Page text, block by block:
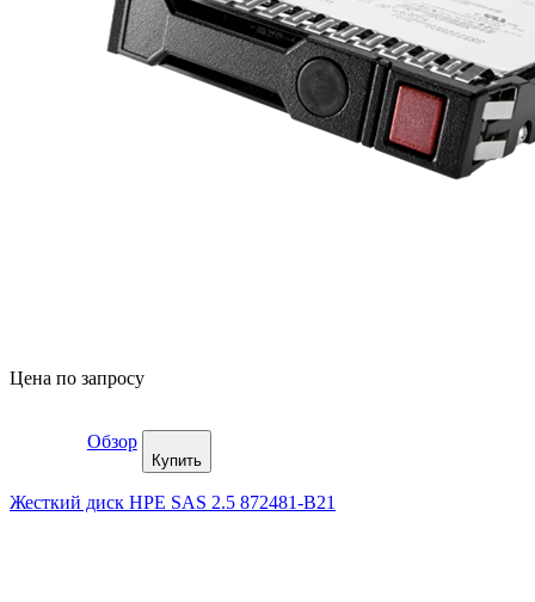
Цена по запросу
Обзор
Купить
Жесткий диск HPE SAS 2.5 872481-B21